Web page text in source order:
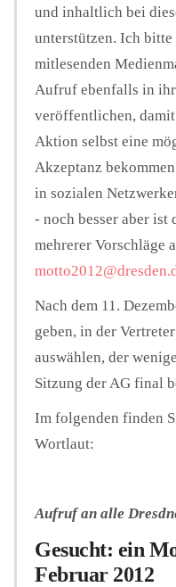
und inhaltlich bei
unterstützen. Ich bitte
mitlesenden
Aufruf ebenfalls in
veröffentlichen,
Aktion selbst eine
Akzeptanz
in sozialen
- noch besser aber ist
mehrerer Vorschläge
Nach dem 11.
geben, in der
auswählen, der
Sitzung der AG final
Im folgenden finden
Wortlaut:
Aufruf an alle
Gesucht: ein
Februar 2012